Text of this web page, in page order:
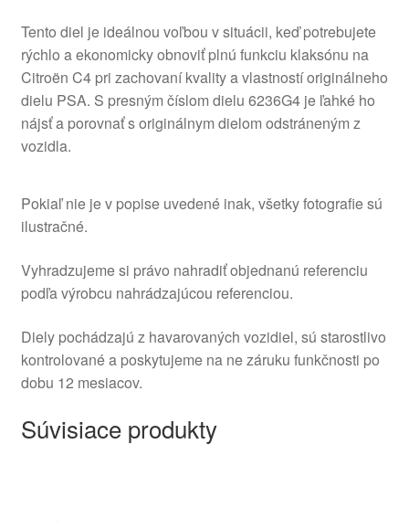
Tento diel je ideálnou voľbou v situácii, keď potrebujete
rýchlo a ekonomicky obnoviť plnú funkciu klaksónu na
Citroën C4 pri zachovaní kvality a vlastností originálneho
dielu PSA. S presným číslom dielu 6236G4 je ľahké ho
nájsť a porovnať s originálnym dielom odstráneným z
vozidla.
Pokiaľ nie je v popise uvedené inak, všetky fotografie sú
ilustračné.
Vyhradzujeme si právo nahradiť objednanú referenciu
podľa výrobcu nahrádzajúcou referenciou.
Diely pochádzajú z havarovaných vozidiel, sú starostlivo
kontrolované a poskytujeme na ne záruku funkčnosti po
dobu 12 mesiacov.
Súvisiace produkty